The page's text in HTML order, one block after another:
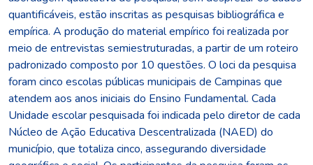
quantificáveis, estão inscritas as pesquisas bibliográfica e
empírica. A produção do material empírico foi realizada por
meio de entrevistas semiestruturadas, a partir de um roteiro
padronizado composto por 10 questões. O loci da pesquisa
foram cinco escolas públicas municipais de Campinas que
atendem aos anos iniciais do Ensino Fundamental. Cada
Unidade escolar pesquisada foi indicada pelo diretor de cada
Núcleo de Ação Educativa Descentralizada (NAED) do
município, que totaliza cinco, assegurando diversidade